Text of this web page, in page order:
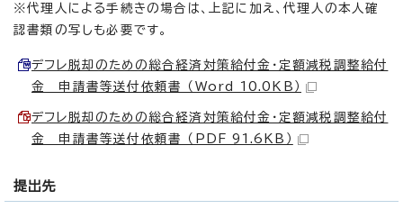
※代理人による手続きの場合は、上記に加え、代理人の本人確
認書類の写しも必要です。
デフレ脱却のための総合経済対策給付金・定額減税調整給付
金 申請書等送付依頼書 （Word 10.0KB）
デフレ脱却のための総合経済対策給付金・定額減税調整給付
金 申請書等送付依頼書 （PDF 91.6KB）
提出先